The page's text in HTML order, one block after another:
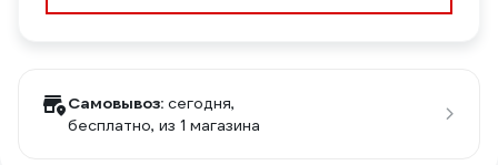
Самовывоз: сегодня,
бесплатно, из 1 магазина